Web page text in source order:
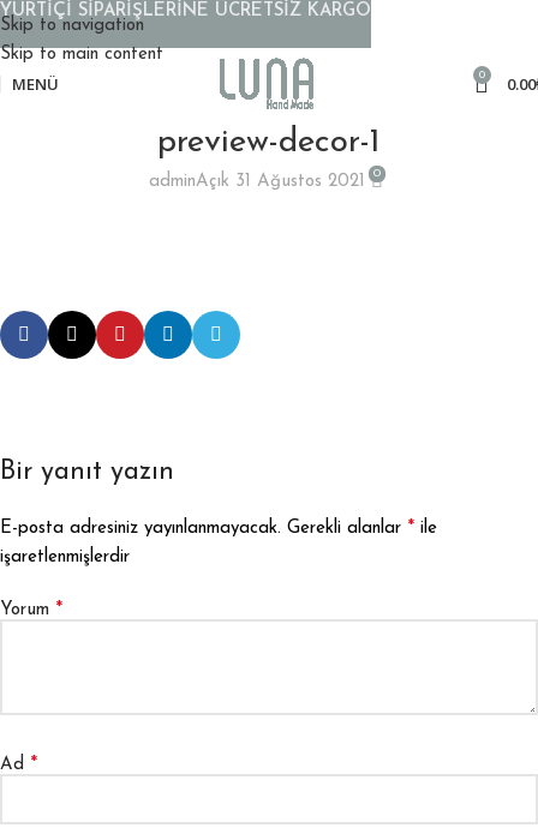
Skip to navigation
Skip to main content
MENÜ 0 0.00
preview-decor-1
adminAçık 31 Ağustos 2021 0
Bir yanıt yazın
E-posta adresiniz yayınlanmayacak. Gerekli alanlar * ile
işaretlenmişlerdir
Yorum *
Ad *
YURTİÇİ SİPARİŞLERİNE ÜCRETSİZ KARGO